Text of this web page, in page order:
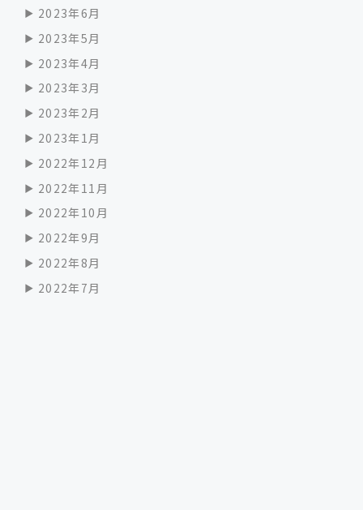
2023年6月
2023年5月
2023年4月
2023年3月
2023年2月
2023年1月
2022年12月
2022年11月
2022年10月
2022年9月
2022年8月
2022年7月